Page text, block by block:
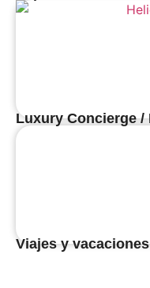
Luxury Concierge /
Viajes y vacaciones